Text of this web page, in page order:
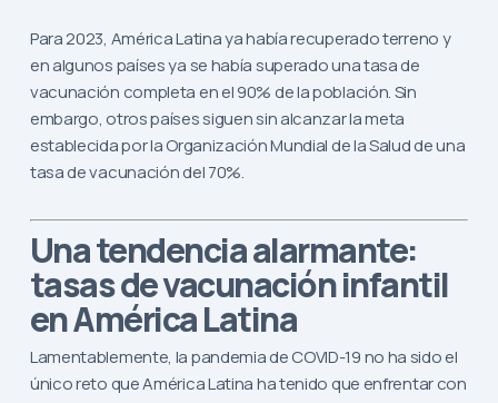
Para 2023, América Latina ya había recuperado terreno y
en algunos países ya se había superado una tasa de
vacunación completa en el 90% de la población. Sin
embargo, otros países siguen sin alcanzar la meta
establecida por la Organización Mundial de la Salud de una
tasa de vacunación del 70%.
Una tendencia alarmante:
tasas de vacunación infantil
en América Latina
Lamentablemente, la pandemia de COVID-19 no ha sido el
único reto que América Latina ha tenido que enfrentar con